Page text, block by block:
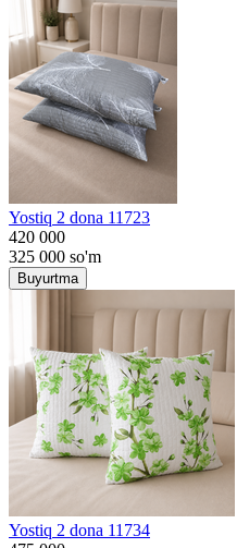
Yostiq 2 dona 11723
420 000
325 000 so'm
Buyurtma
Yostiq 2 dona 11734